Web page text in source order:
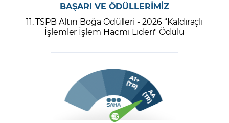
BAŞARI VE ÖDÜLLERİMİZ
11. TSPB Altın Boğa Ödülleri - 2026 “Kaldıraçlı
İşlemler İşlem Hacmi Lideri" Ödülü